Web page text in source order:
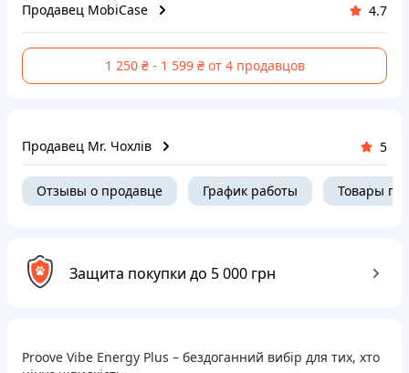
Продавец MobiCase 4.7
1 250 ₴ - 1 599 ₴ от 4 продавцов
Продавец Mr. Чохлів 5
Отзывы о продавце График работы Товары
Защита покупки до 5 000 грн
Proove Vibe Energy Plus – бездоганний вибір для тих, хто